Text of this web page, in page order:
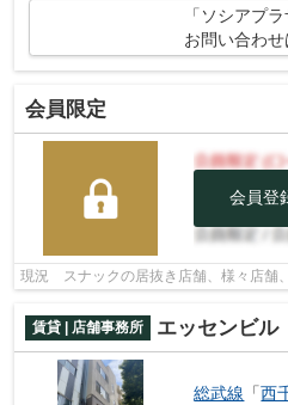
「ソシアプ
お問い合わせ
会員限定
会員登
現況 スナックの居抜き店舗、様々店舗
賃貸 | 店舗事務所 エッセンビル
総武線 「西